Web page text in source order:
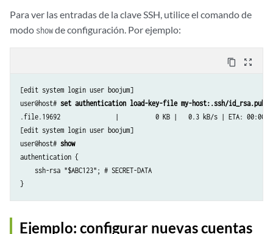
Para ver las entradas de la clave SSH, utilice el comando de
modo showde configuración. Por ejemplo:
content_copy zoom_out_map
[edit system login user boojum]
user@host# set authentication load-key-file my-host:.ssh/id_rsa.pub
.file.19692               |          0 KB |   0.3 kB/s | ETA: 00:00:00
[edit system login user boojum]
user@host# show
authentication {
    ssh-rsa "$ABC123"; # SECRET-DATA
Ejemplo: configurar nuevas cuentas